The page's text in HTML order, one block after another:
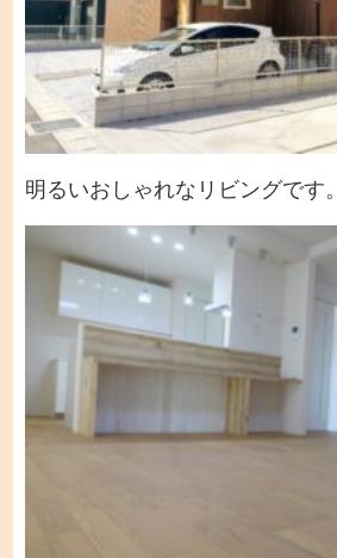
明るいおしゃれなリビングです。